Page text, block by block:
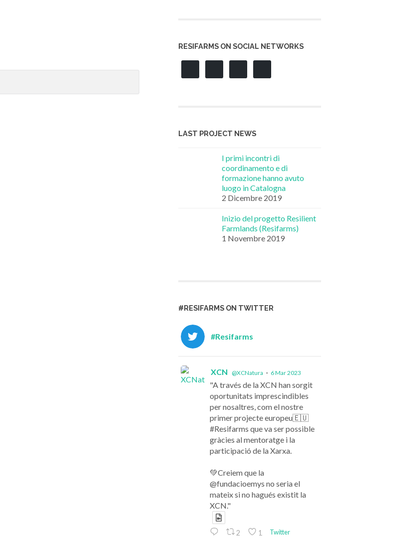
RESIFARMS ON SOCIAL NETWORKS
LAST PROJECT NEWS
I primi incontri di
coordinamento e di
formazione hanno avuto
luogo in Catalogna
2 Dicembre 2019
Inizio del progetto Resilient
Farmlands (Resifarms)
1 Novembre 2019
#RESIFARMS ON TWITTER
#Resifarms
XCN @XCNatura · 6 Mar 2023
"A través de la XCN han sorgit
oportunitats imprescindibles
per nosaltres, com el nostre
primer projecte europeu🇪🇺
#Resifarms que va ser possible
gràcies al mentoratge i la
participació de la Xarxa.
💚Creiem que la
@fundacioemys no seria el
mateix si no hagués existit la
XCN."
2 1 Twitter